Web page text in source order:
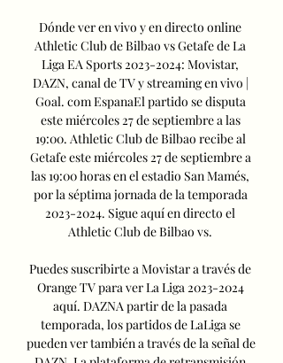
Dónde ver en vivo y en directo online
Athletic Club de Bilbao vs Getafe de La
Liga EA Sports 2023-2024: Movistar,
DAZN, canal de TV y streaming en vivo |
Goal. com EspanaEl partido se disputa
este miércoles 27 de septiembre a las
19:00. Athletic Club de Bilbao recibe al
Getafe este miércoles 27 de septiembre a
las 19:00 horas en el estadio San Mamés,
por la séptima jornada de la temporada
2023-2024. Sigue aquí en directo el
Athletic Club de Bilbao vs.
Puedes suscribirte a Movistar a través de
Orange TV para ver La Liga 2023-2024
aquí. DAZNA partir de la pasada
temporada, los partidos de LaLiga se
pueden ver también a través de la señal de